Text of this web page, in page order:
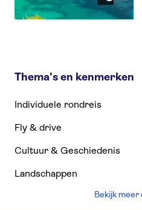
Thema's en kenmerken
Individuele rondreis
Fly & drive
Cultuur & Geschiedenis
Landschappen
Bekijk meer